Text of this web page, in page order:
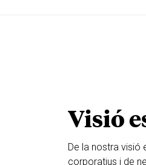
Visió
De la nostra visió
corporatius i de